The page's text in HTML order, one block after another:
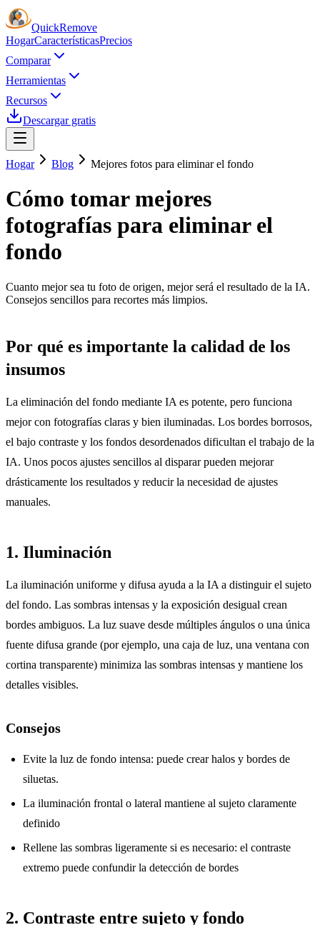
QuickRemove
HogarCaracterísticasPrecios
Comparar
Herramientas
Recursos
Descargar gratis
Hogar Blog Mejores fotos para eliminar el fondo
Cómo tomar mejores
fotografías para eliminar el
fondo
Cuanto mejor sea tu foto de origen, mejor será el resultado de la IA.
Consejos sencillos para recortes más limpios.
Por qué es importante la calidad de los
insumos
La eliminación del fondo mediante IA es potente, pero funciona
mejor con fotografías claras y bien iluminadas. Los bordes borrosos,
el bajo contraste y los fondos desordenados dificultan el trabajo de la
IA. Unos pocos ajustes sencillos al disparar pueden mejorar
drásticamente los resultados y reducir la necesidad de ajustes
manuales.
1. Iluminación
La iluminación uniforme y difusa ayuda a la IA a distinguir el sujeto
del fondo. Las sombras intensas y la exposición desigual crean
bordes ambiguos. La luz suave desde múltiples ángulos o una única
fuente difusa grande (por ejemplo, una caja de luz, una ventana con
cortina transparente) minimiza las sombras intensas y mantiene los
detalles visibles.
Consejos
Evite la luz de fondo intensa: puede crear halos y bordes de
siluetas.
La iluminación frontal o lateral mantiene al sujeto claramente
definido
Rellene las sombras ligeramente si es necesario: el contraste
extremo puede confundir la detección de bordes
2. Contraste entre sujeto y fondo